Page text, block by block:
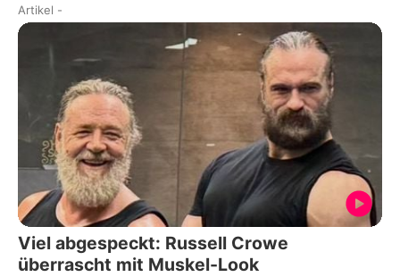
Artikel -
Viel abgespeckt: Russell Crowe
überrascht mit Muskel-Look